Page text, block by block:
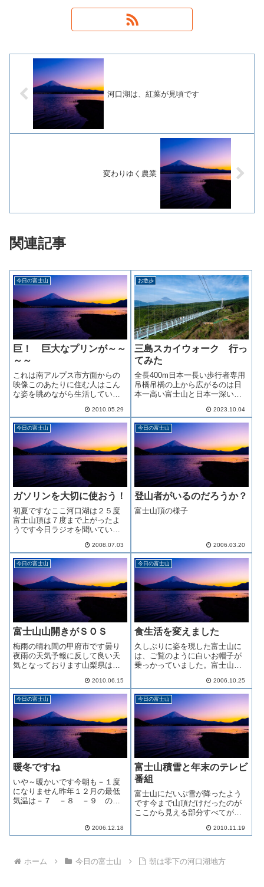
河口湖は、紅葉が見頃です
変わりゆく農業
関連記事
今日の富士山
巨！ 巨大なプリンが～～
～～
これは南アルプス市方面からの
映像このあたりに住む人はこん
な姿を眺めながら生活していま
拡大写真河口湖に住んでいた頃
の写真は向かって左側が正面で
した向かって右側の溝が有名
な 「大沢崩れ」毎日ダンプカ
ー何台分かの土砂が...
2010.05.29
お散歩
三島スカイウォーク 行っ
てみた
全長400m日本一長い歩行者専用
吊橋吊橋の上から広がるのは日
本一高い富士山と日本一深い駿
マ。季節や時間によってさまざ
まな表情を見せる絶景はいつ来
ても楽しめます。豊かな三島の
大自然の中で日常では味わえな
い爽快感を味...
2023.10.04
今日の富士山
ガソリンを大切に使おう！
初夏ですなここ河口湖は２５度
富士山頂は７度まで上がったよ
うです今日ラジオを聞いていた
こと私の仕事的には梅雨明けが
早い⇒太陽が照る⇒桃が美味し
い！という図式ですのでありが
たいのですがあまり早く明ける
と水不足の心配が...
2008.07.03
今日の富士山
登山者がいるのだろうか？
富士山頂の様子
2006.03.20
今日の富士山
富士山山開きがＳＯＳ
梅雨の晴れ間の甲府市です曇り
夜雨の天気予報に反して良い天
気となっております山梨県は日
い果物が収穫されます果物とい
えば只今サクランボが旬を迎え
ており毎週末 近県から多くの
皆さまがさくらんぼ狩りにいら
っしゃいます今年...
2010.06.15
今日の富士山
食生活を変えました
久しぶりに姿を現した富士山に
は、ご覧のように白いお帽子が
乗っかっていました。富士山を
頂を白く描きますが、富士には
やはりこの姿が似合います。さ
て、話は全然変わるのですが、
ちょっと前にかかりつけのお医
者様に断食を勧め...
2006.10.25
今日の富士山
暖冬ですね
いや～暖かいです今朝も－１度
になりません昨年１２月の最低
気温は－７ －８ －９ のオ
らドサドサ雪が降るんじゃない
か？先々週にスタッドレスに履
すけど私の車は二...
2006.12.18
今日の富士山
富士山積雪と年末のテレビ
番組
富士山にだいぶ雪が降ったよう
です今まで山頂だけだったのが
ここから見える部分すべてが白
く根雪とはならず後日消えてし
た今朝はもう少しで零下になり
2010.11.19
ホーム 今日の富士山 朝は零下の河口湖地方